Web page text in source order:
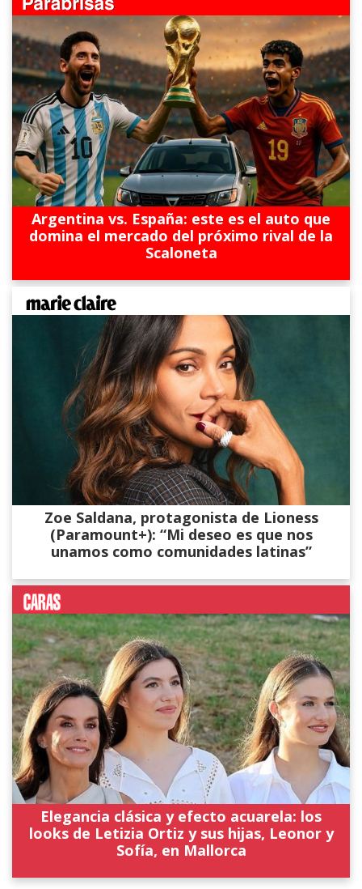
Argentina vs. España: este es el auto que
domina el mercado del próximo rival de la
Scaloneta
Zoe Saldana, protagonista de Lioness
(Paramount+): “Mi deseo es que nos
unamos como comunidades latinas”
Elegancia clásica y efecto acuarela: los
looks de Letizia Ortiz y sus hijas, Leonor y
Sofía, en Mallorca